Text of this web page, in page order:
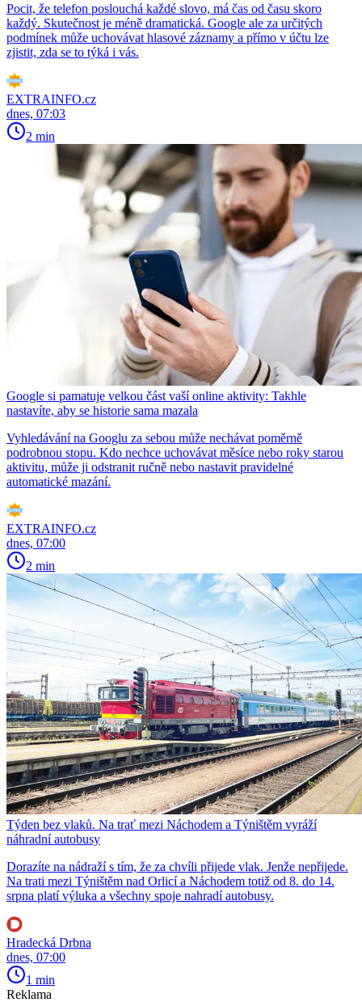
Pocit, že telefon poslouchá každé slovo, má čas od času skoro
každý. Skutečnost je méně dramatická. Google ale za určitých
podmínek může uchovávat hlasové záznamy a přímo v účtu lze
zjistit, zda se to týká i vás.
EXTRAINFO.cz
dnes, 07:03
2 min
Google si pamatuje velkou část vaší online aktivity: Takhle
nastavíte, aby se historie sama mazala
Vyhledávání na Googlu za sebou může nechávat poměrně
podrobnou stopu. Kdo nechce uchovávat měsíce nebo roky starou
aktivitu, může ji odstranit ručně nebo nastavit pravidelné
automatické mazání.
EXTRAINFO.cz
dnes, 07:00
2 min
Týden bez vlaků. Na trať mezi Náchodem a Týništěm vyráží
náhradní autobusy
Dorazíte na nádraží s tím, že za chvíli přijede vlak. Jenže nepřijede.
Na trati mezi Týništěm nad Orlicí a Náchodem totiž od 8. do 14.
srpna platí výluka a všechny spoje nahradí autobusy.
Hradecká Drbna
dnes, 07:00
1 min
Reklama